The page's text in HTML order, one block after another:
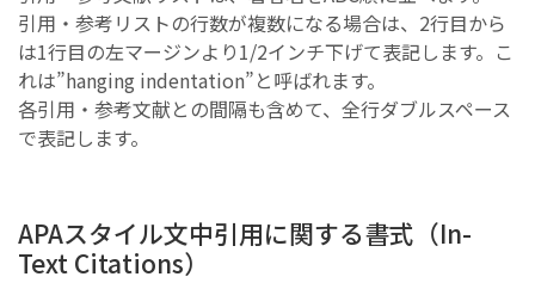
引用・参考リストの行数が複数になる場合は、2行目から
は1行目の左マージンより1/2インチ下げて表記します。こ
れは”hanging indentation”と呼ばれます。
各引用・参考文献との間隔も含めて、全行ダブルスペース
で表記します。
APAスタイル文中引用に関する書式（In-
Text Citations）